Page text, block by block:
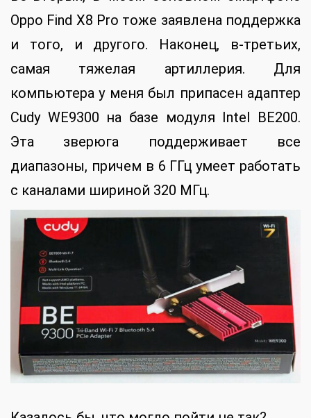
Oppo Find X8 Pro тоже заявлена поддержка
и того, и другого. Наконец, в-третьих,
самая тяжелая артиллерия. Для
компьютера у меня был припасен адаптер
Cudy WE9300 на базе модуля Intel BE200.
Эта зверюга поддерживает все
диапазоны, причем в 6 ГГц умеет работать
с каналами шириной 320 МГц.